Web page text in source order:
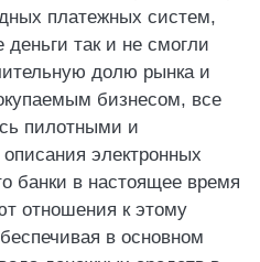
платежных систем,
деньги так и не смогли
долю рынка и
бизнесом, все
пилотными и
электронных
банки в настоящее время
отношения к этому
в основном